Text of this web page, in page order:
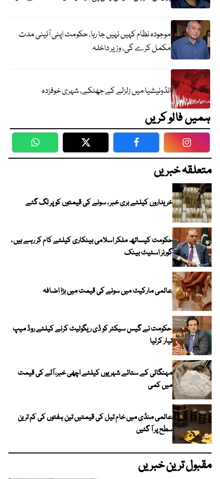
موجودہ نظام کہیں نہیں جا رہا، حکومت اپنی آئینی مدت
مکمل کرے گی، وزیر داخلہ
انڈونیشیا میں زلزلے کے جھٹکے، شہری خوفزدہ
ہمیں فالو کریں
WhatsApp Twitter Facebook
متعلقہ خبریں
خریداروں کیلئے بری خبر ، سونے کی قیمتوں کو پر لگ گئے
حکومت کیساتھ ملکر اسلامی بینکاری کیلئے کام کر رہے ہیں ،
گورنر اسٹیٹ بینک
عالمی مارکیٹ میں سونے کی قیمت میں بڑا اضافہ
حکومت نے گیس سیکٹر کو ڈی ریگولیٹ کرنے کیلئے روڈ میپ
تیار کرلیا
مہنگائی کے ستائے شہریوں کیلئے اچھی خبر، آٹے کی قیمت
میں کمی
عالمی منڈی میں خام تیل کی قیمتیں تین ہفتوں کی کم ترین
سطح پر آ گئیں
مقبول ترین خبریں